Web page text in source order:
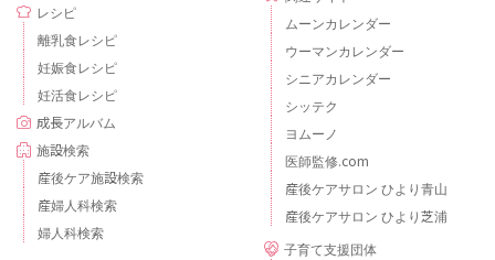
レシピ
離乳食レシピ
妊娠食レシピ
妊活食レシピ
成長アルバム
施設検索
産後ケア施設検索
産婦人科検索
婦人科検索
ムーンカレンダー
ウーマンカレンダー
シニアカレンダー
シッテク
ヨムーノ
医師監修.com
産後ケアサロン ひより青山
産後ケアサロン ひより芝浦
子育て支援団体